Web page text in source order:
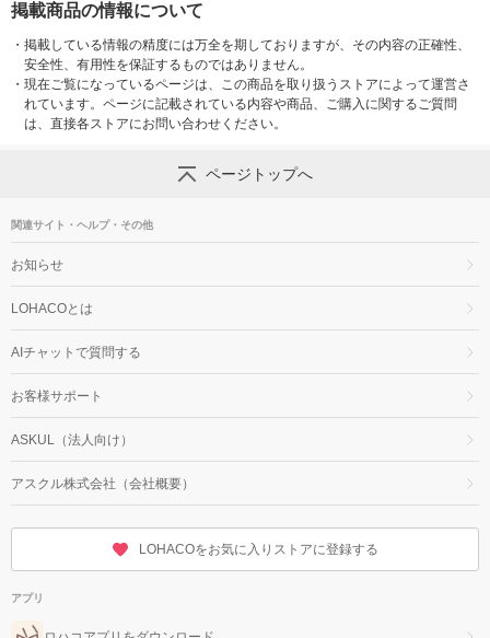
掲載商品の情報について
・ 掲載している情報の精度には万全を期しておりますが、その内容の正確性、
安全性、有用性を保証するものではありません。
・ 現在ご覧になっているページは、この商品を取り扱うストアによって運営さ
れています。ページに記載されている内容や商品、ご購入に関するご質問
は、直接各ストアにお問い合わせください。
ページトップへ
関連サイト・ヘルプ・その他
お知らせ
LOHACOとは
AIチャットで質問する
お客様サポート
ASKUL（法人向け）
アスクル株式会社（会社概要）
LOHACOをお気に入りストアに登録する
アプリ